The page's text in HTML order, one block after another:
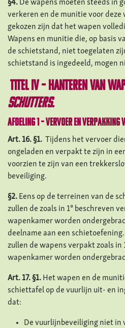
§4. De wapens moeten steeds in
verkeren en de munitie voor deze
gekozen zijn dat het wapen
Wapens en munitie die, op basis
de schietstand, niet toegelaten
schietstand is ingedeeld, mogen
TITEL IV – HANTEREN VAN
SCHUTTERS.
Afdeling 1 – Vervoer en verpakking
Art. 16.§1. Tijdens het vervoer
ongeladen en verpakt te zijn in
voorzien te zijn van een
beveiliging.
§2. Eens op de terreinen van de
zullen de zoals in 1° beschreven
wapenkamer worden
deelname aan een
zullen de wapens verpakt zoals in
wapenkamer worden
Art. 17.§1. Het wapen en de
schiettafel op de vuurlijn uit- en
dat:
De vuurlijnbeveiliging niet in